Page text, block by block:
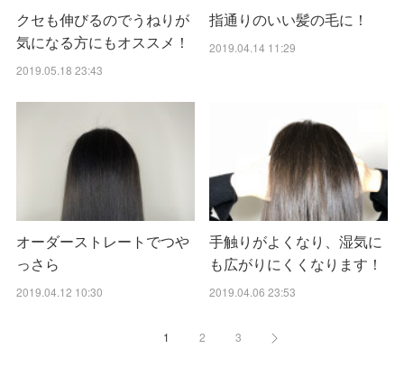
クセも伸びるのでうねりが
気になる方にもオススメ！
2019.05.18 23:43
指通りのいい髪の毛に！
2019.04.14 11:29
オーダーストレートでつや
っさら
2019.04.12 10:30
手触りがよくなり、湿気に
も広がりにくくなります！
2019.04.06 23:53
1 2 3